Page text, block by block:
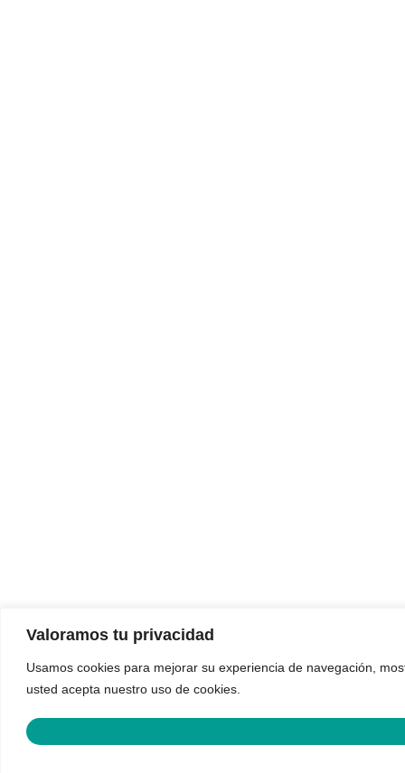
Valoramos tu privacidad
Usamos cookies para mejorar su experiencia de navegación,
usted acepta nuestro uso de cookies.